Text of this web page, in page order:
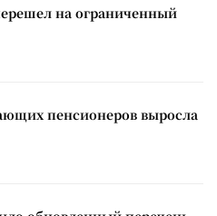
на ограниченный
пенсионеров выросла